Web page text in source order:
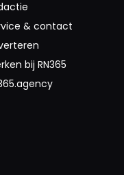
& contact
bij RN365